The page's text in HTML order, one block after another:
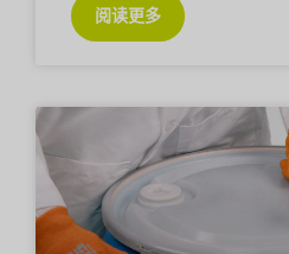
阅读更多